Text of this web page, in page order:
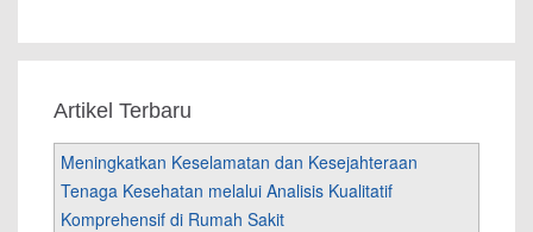
Artikel Terbaru
Meningkatkan Keselamatan dan Kesejahteraan
Tenaga Kesehatan melalui Analisis Kualitatif
Komprehensif di Rumah Sakit